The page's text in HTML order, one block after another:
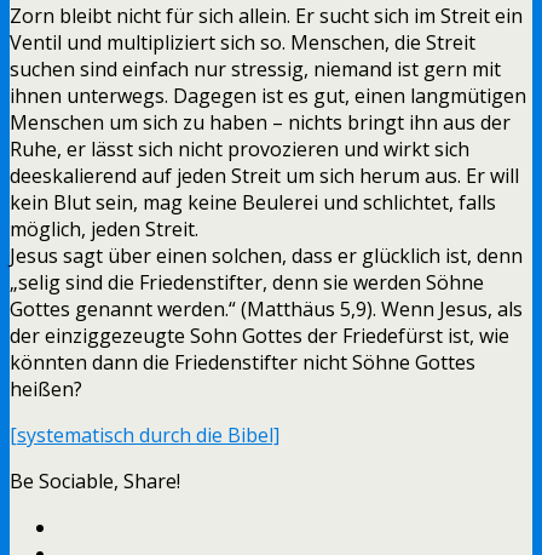
Zorn bleibt nicht für sich allein. Er sucht sich im Streit ein
Ventil und multipliziert sich so. Menschen, die Streit
suchen sind einfach nur stressig, niemand ist gern mit
ihnen unterwegs. Dagegen ist es gut, einen langmütigen
Menschen um sich zu haben – nichts bringt ihn aus der
Ruhe, er lässt sich nicht provozieren und wirkt sich
deeskalierend auf jeden Streit um sich herum aus. Er will
kein Blut sein, mag keine Beulerei und schlichtet, falls
möglich, jeden Streit.
Jesus sagt über einen solchen, dass er glücklich ist, denn
„selig sind die Friedenstifter, denn sie werden Söhne
Gottes genannt werden.“ (Matthäus 5,9). Wenn Jesus, als
der einziggezeugte Sohn Gottes der Friedefürst ist, wie
könnten dann die Friedenstifter nicht Söhne Gottes
heißen?
[systematisch durch die Bibel]
Be Sociable, Share!